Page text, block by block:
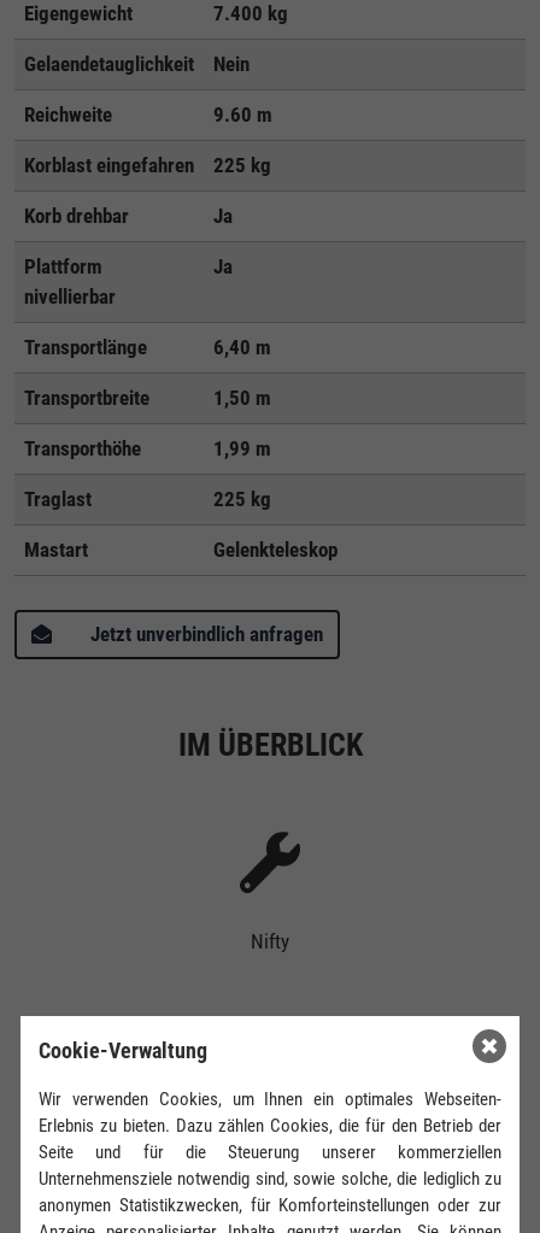
Eigengewicht 7.400 kg
Gelaendetauglichkeit Nein
Reichweite 9.60 m
Korblast eingefahren 225 kg
Korb drehbar Ja
Plattform
nivellierbar
Ja
Transportlänge 6,40 m
Transportbreite 1,50 m
Transporthöhe 1,99 m
Traglast 225 kg
Mastart Gelenkteleskop
Jetzt unverbindlich anfragen
IM ÜBERBLICK
Nifty
HR 17 NE
Cookie-Verwaltung
Wir verwenden Cookies, um Ihnen ein optimales Webseiten-
Erlebnis zu bieten. Dazu zählen Cookies, die für den Betrieb der
Seite und für die Steuerung unserer kommerziellen
Unternehmensziele notwendig sind, sowie solche, die lediglich zu
anonymen Statistikzwecken, für Komforteinstellungen oder zur